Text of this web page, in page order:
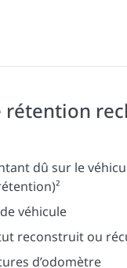
dû sur le
véhicule
reconstruit ou
d’odomètre